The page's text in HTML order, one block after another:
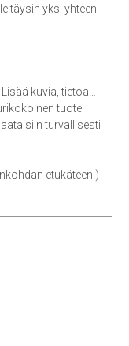
täysin yksi yhteen
kuvia, tietoa…
tuote
turvallisesti
etukäteen.)